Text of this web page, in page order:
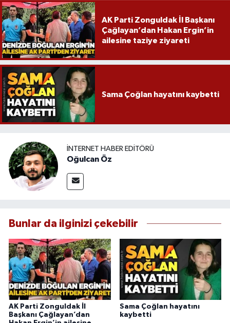
AK Parti Zonguldak İl Başkanı
Çağlayan’dan Hakan Ergin’in
ailesine taziye ziyareti
Sama Çoğlan hayatını kaybetti
İNTERNET HABER EDITÖRÜ
Oğulcan Öz
Bunlar da ilginizi çekebilir
AK Parti Zonguldak İl
Başkanı Çağlayan’dan
Sama Çoğlan hayatını
kaybetti